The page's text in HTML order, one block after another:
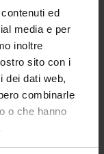
ed
media e per
inoltre
sito con i
dei dati web,
combinarle
o che hanno
di
Gialle c’è
mentale,
la